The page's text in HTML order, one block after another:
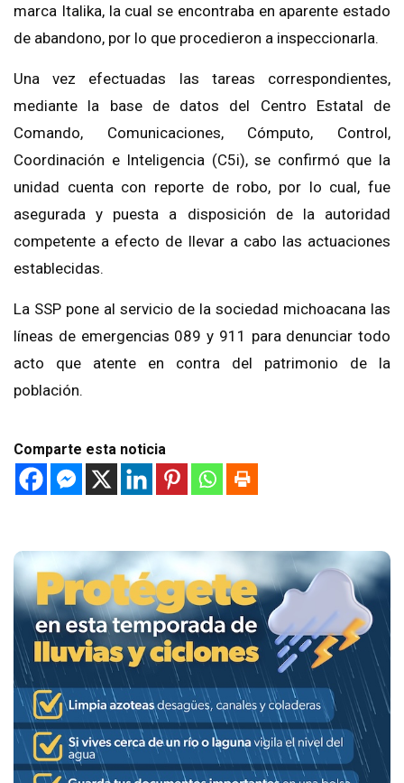
marca Italika, la cual se encontraba en aparente estado
de abandono, por lo que procedieron a inspeccionarla.
Una vez efectuadas las tareas correspondientes,
mediante la base de datos del Centro Estatal de
Comando, Comunicaciones, Cómputo, Control,
Coordinación e Inteligencia (C5i), se confirmó que la
unidad cuenta con reporte de robo, por lo cual, fue
asegurada y puesta a disposición de la autoridad
competente a efecto de llevar a cabo las actuaciones
establecidas.
La SSP pone al servicio de la sociedad michoacana las
líneas de emergencias 089 y 911 para denunciar todo
acto que atente en contra del patrimonio de la
población.
Comparte esta noticia